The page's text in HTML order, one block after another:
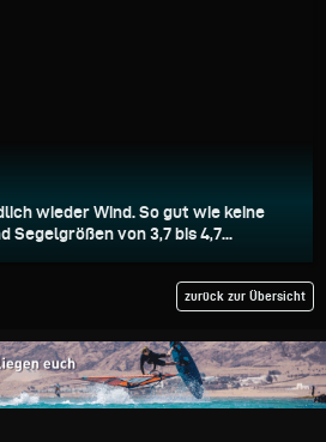
wieder Wind. So gut wie keine
Segelgrößen von 3,7 bis 4,7...
zurück zur Übersicht